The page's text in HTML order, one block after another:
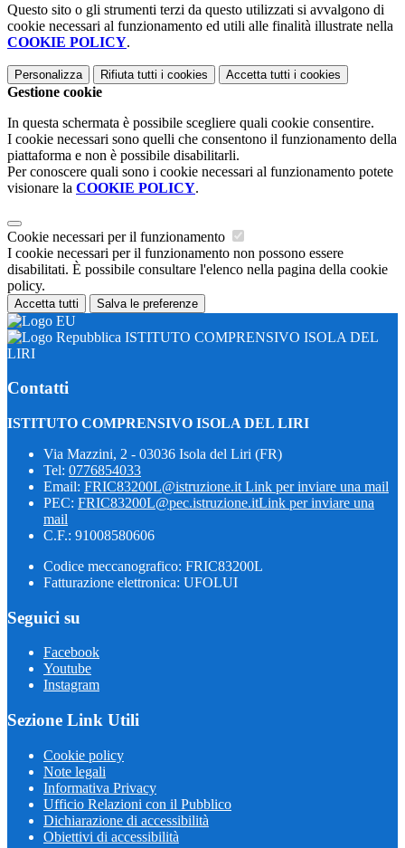
Questo sito o gli strumenti terzi da questo utilizzati si avvalgono di
cookie necessari al funzionamento ed utili alle finalità illustrate nella
COOKIE POLICY.
Personalizza Rifiuta tutti i cookies Accetta tutti i cookies
Gestione cookie
In questa schermata è possibile scegliere quali cookie consentire.
I cookie necessari sono quelli che consentono il funzionamento della
piattaforma e non è possibile disabilitarli.
Per conoscere quali sono i cookie necessari al funzionamento potete
visionare la COOKIE POLICY.
Cookie necessari per il funzionamento
I cookie necessari per il funzionamento non possono essere
disabilitati. È possibile consultare l'elenco nella pagina della cookie
policy.
Accetta tutti Salva le preferenze
ISTITUTO COMPRENSIVO ISOLA DEL
LIRI
Contatti
ISTITUTO COMPRENSIVO ISOLA DEL LIRI
Via Mazzini, 2 - 03036 Isola del Liri (FR)
Tel: 0776854033
Email: FRIC83200L@istruzione.it Link per inviare una mail
PEC: FRIC83200L@pec.istruzione.itLink per inviare una
mail
C.F.: 91008580606
Codice meccanografico: FRIC83200L
Fatturazione elettronica: UFOLUI
Seguici su
Facebook
Youtube
Instagram
Sezione Link Utili
Cookie policy
Note legali
Informativa Privacy
Ufficio Relazioni con il Pubblico
Dichiarazione di accessibilità
Obiettivi di accessibilità